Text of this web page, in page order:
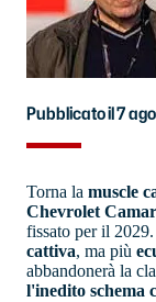
Pubblicato il 7
Torna la muscle
Chevrolet
fissato per il
cattiva, ma più
abbandonerà la
l'inedito schema